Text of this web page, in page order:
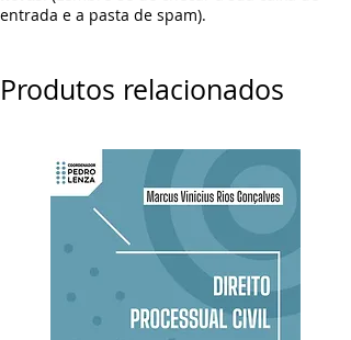
entrada e a pasta de spam).
Produtos relacionados